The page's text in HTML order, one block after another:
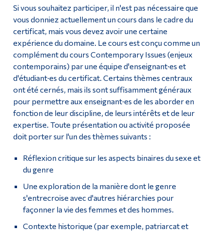
Si vous souhaitez participer, il n'est pas nécessaire que
vous donniez actuellement un cours dans le cadre du
certificat, mais vous devez avoir une certaine
expérience du domaine. Le cours est conçu comme un
complément du cours Contemporary Issues (enjeux
contemporains) par une équipe d'enseignant·es et
d'étudiant·es du certificat. Certains thèmes centraux
ont été cernés, mais ils sont suffisamment généraux
pour permettre aux enseignant·es de les aborder en
fonction de leur discipline, de leurs intérêts et de leur
expertise. Toute présentation ou activité proposée
doit porter sur l'un des thèmes suivants :
Réflexion critique sur les aspects binaires du sexe et
du genre
Une exploration de la manière dont le genre
s'entrecroise avec d'autres hiérarchies pour
façonner la vie des femmes et des hommes.
Contexte historique (par exemple, patriarcat et